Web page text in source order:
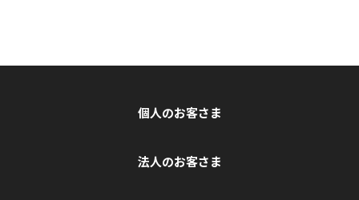
個人のお客さま
法人のお客さま